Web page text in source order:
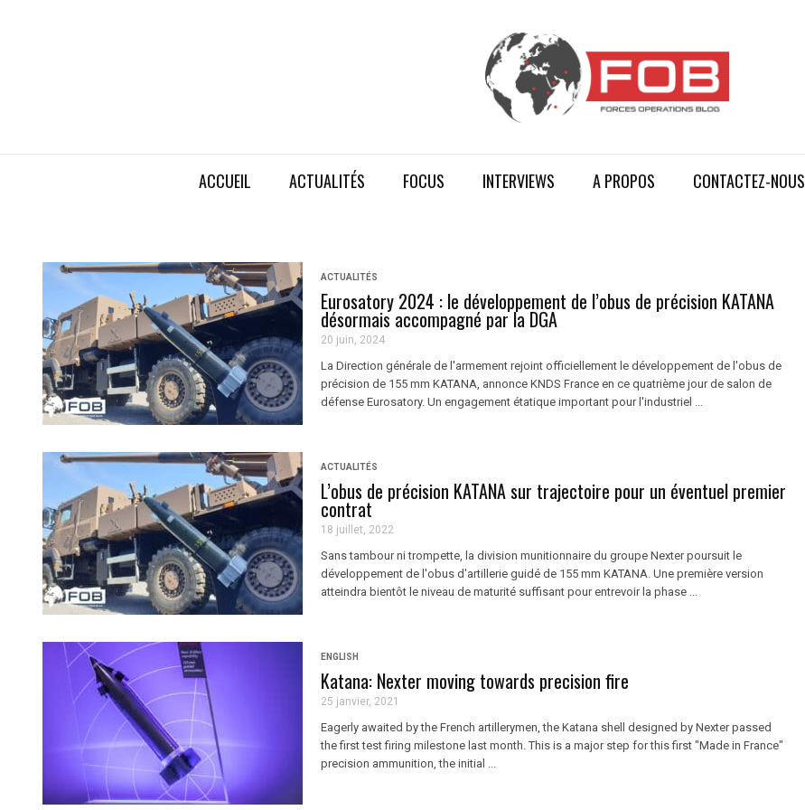
ACCUEIL ACTUALITÉS FOCUS INTERVIEWS A PROPOS CONTACTEZ-NOUS
ACTUALITÉS
Eurosatory 2024 : le développement de l’obus de précision KATANA
désormais accompagné par la DGA
20 juin, 2024
La Direction générale de l'armement rejoint officiellement le développement de l'obus de
précision de 155 mm KATANA, annonce KNDS France en ce quatrième jour de salon de
défense Eurosatory. Un engagement étatique important pour l'industriel ...
ACTUALITÉS
L’obus de précision KATANA sur trajectoire pour un éventuel premier
contrat
18 juillet, 2022
Sans tambour ni trompette, la division munitionnaire du groupe Nexter poursuit le
développement de l'obus d'artillerie guidé de 155 mm KATANA. Une première version
atteindra bientôt le niveau de maturité suffisant pour entrevoir la phase ...
ENGLISH
Katana: Nexter moving towards precision fire
25 janvier, 2021
Eagerly awaited by the French artillerymen, the Katana shell designed by Nexter passed
the first test firing milestone last month. This is a major step for this first "Made in France"
precision ammunition, the initial ...